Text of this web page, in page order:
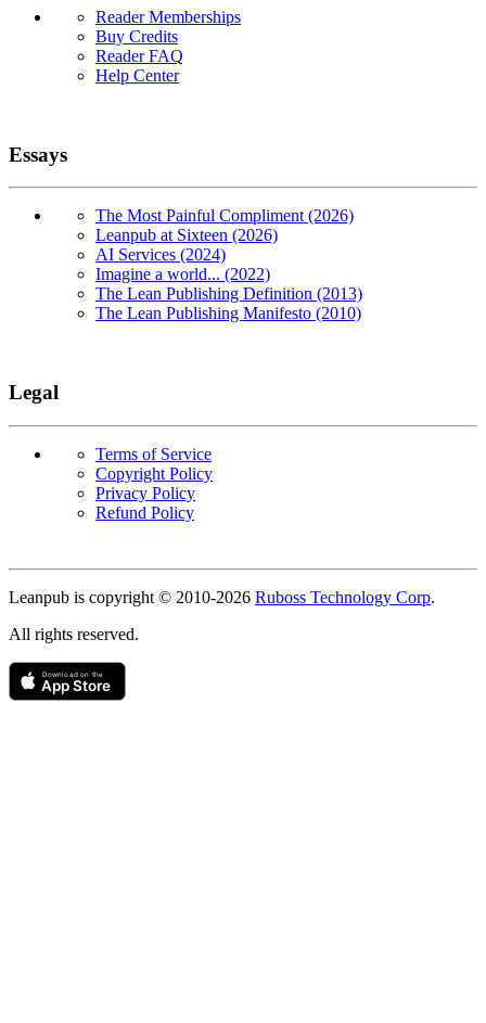
Reader Memberships
Buy Credits
Reader FAQ
Help Center
Essays
The Most Painful Compliment (2026)
Leanpub at Sixteen (2026)
AI Services (2024)
Imagine a world... (2022)
The Lean Publishing Definition (2013)
The Lean Publishing Manifesto (2010)
Legal
Terms of Service
Copyright Policy
Privacy Policy
Refund Policy
Copyright
Leanpub is copyright © 2010-2026 Ruboss Technology Corp.
All rights reserved.